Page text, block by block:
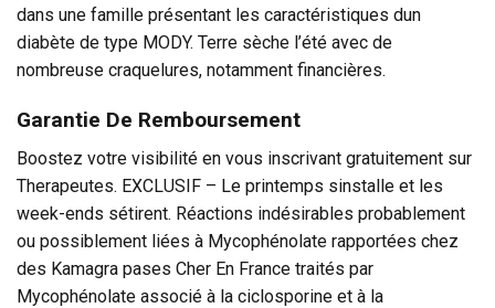
dans une famille présentant les caractéristiques dun
diabète de type MODY. Terre sèche l’été avec de
nombreuse craquelures, notamment financières.
Garantie De Remboursement
Boostez votre visibilité en vous inscrivant gratuitement sur
Therapeutes. EXCLUSIF – Le printemps sinstalle et les
week-ends sétirent. Réactions indésirables probablement
ou possiblement liées à Mycophénolate rapportées chez
des Kamagra pases Cher En France traités par
Mycophénolate associé à la ciclosporine et à la